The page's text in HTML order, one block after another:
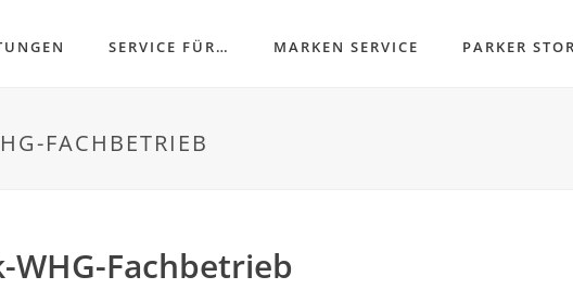
SERVICE FÜR… MARKEN SERVICE PARKER
FACHBETRIEB
Fachbetrieb